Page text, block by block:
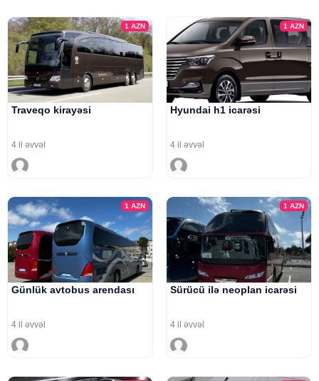
1AZN
Traveqo kirayəsi
4 il əvvəl
1 AZN
Hyundai h1 icarəsi
4 il əvvəl
1AZN
Günlük avtobus arendası
4 il əvvəl
1 AZN
Sürücü ilə neoplan icarəsi
4 il əvvəl